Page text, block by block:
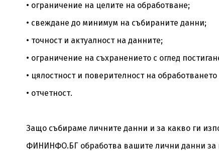
• ограничение на целите на обработване;
• свеждане до минимум на събираните данни;
• точност и актуалност на данните;
• ограничение на съхранението с оглед
• цялостност и поверителност на
• отчетност.
Защо събираме личните данни и за какво ги
ФИНИНФО.БГ обработва вашите лични данни за